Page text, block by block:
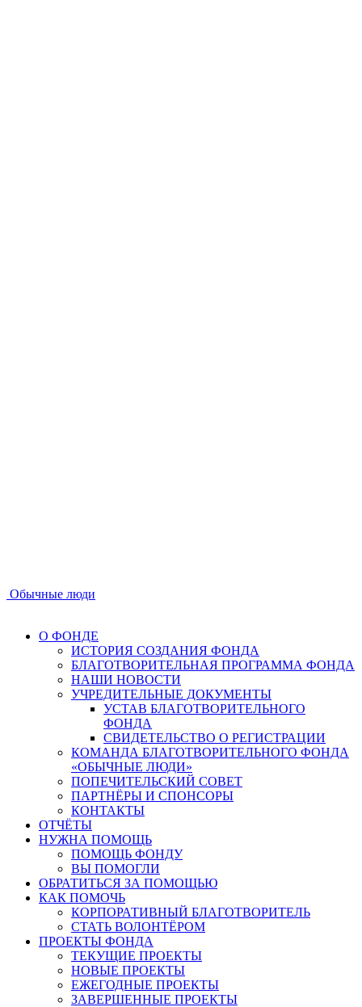
Обычные люди
О ФОНДЕ
ИСТОРИЯ СОЗДАНИЯ ФОНДА
БЛАГОТВОРИТЕЛЬНАЯ ПРОГРАММА ФОНДА
НАШИ НОВОСТИ
УЧРЕДИТЕЛЬНЫЕ ДОКУМЕНТЫ
УСТАВ БЛАГОТВОРИТЕЛЬНОГО
ФОНДА
СВИДЕТЕЛЬСТВО О РЕГИСТРАЦИИ
КОМАНДА БЛАГОТВОРИТЕЛЬНОГО ФОНДА
«ОБЫЧНЫЕ ЛЮДИ»
ПОПЕЧИТЕЛЬСКИЙ СОВЕТ
ПАРТНЁРЫ И СПОНСОРЫ
КОНТАКТЫ
ОТЧЁТЫ
НУЖНА ПОМОЩЬ
ПОМОЩЬ ФОНДУ
ВЫ ПОМОГЛИ
ОБРАТИТЬСЯ ЗА ПОМОЩЬЮ
КАК ПОМОЧЬ
КОРПОРАТИВНЫЙ БЛАГОТВОРИТЕЛЬ
СТАТЬ ВОЛОНТЁРОМ
ПРОЕКТЫ ФОНДА
ТЕКУЩИЕ ПРОЕКТЫ
НОВЫЕ ПРОЕКТЫ
ЕЖЕГОДНЫЕ ПРОЕКТЫ
ЗАВЕРШЕННЫЕ ПРОЕКТЫ